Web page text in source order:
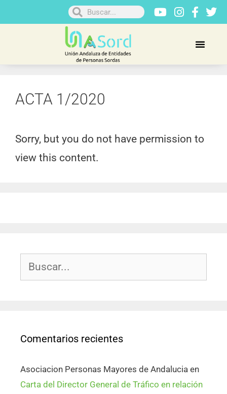
ACTA 1/2020
Sorry, but you do not have permission to
view this content.
Comentarios recientes
Asociacion Personas Mayores de Andalucia en
Carta del Director General de Tráfico en relación